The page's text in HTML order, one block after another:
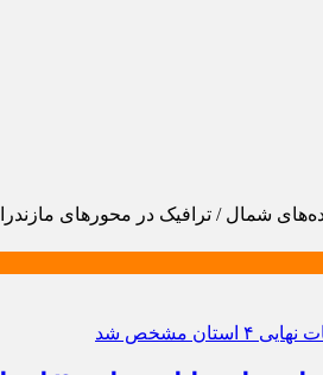
شمال / ترافیک در محورهای